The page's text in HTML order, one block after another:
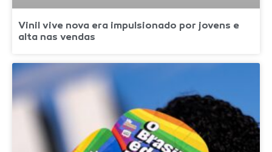
Vinil vive nova era impulsionado por jovens e
alta nas vendas